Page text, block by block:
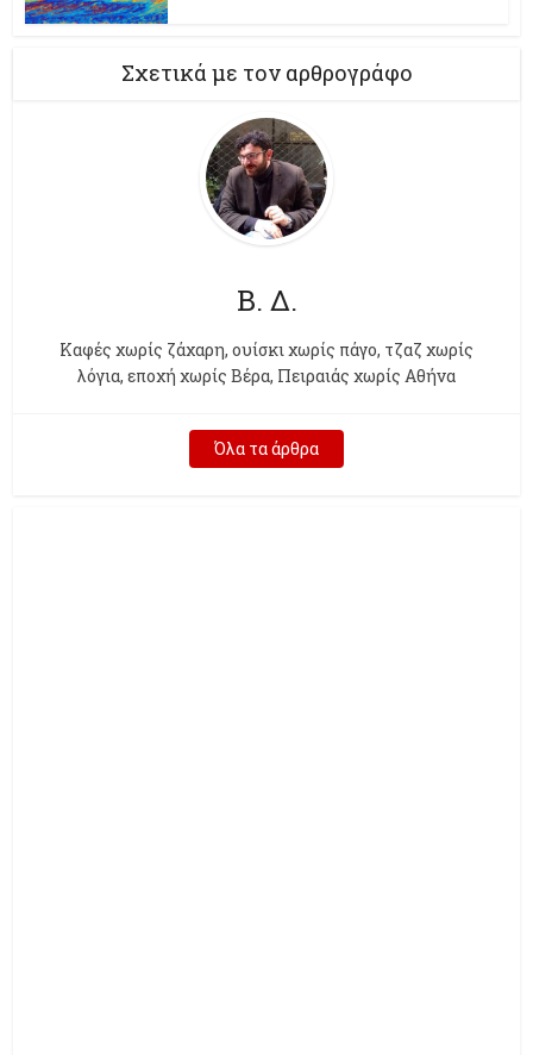
Σχετικά με τον αρθρογράφο
Β. Δ.
Kαφές χωρίς ζάχαρη, ουίσκι χωρίς πάγο, τζαζ χωρίς
λόγια, εποχή χωρίς Βέρα, Πειραιάς χωρίς Αθήνα
Όλα τα άρθρα